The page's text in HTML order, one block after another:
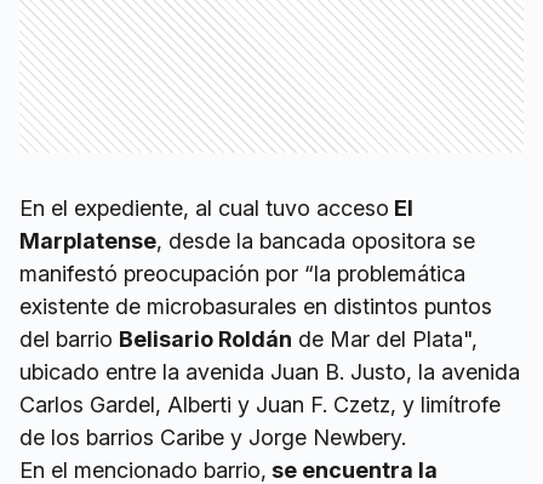
En el expediente, al cual tuvo acceso El
Marplatense, desde la bancada opositora se
manifestó preocupación por “la problemática
existente de microbasurales en distintos puntos
del barrio Belisario Roldán de Mar del Plata",
ubicado entre la avenida Juan B. Justo, la avenida
Carlos Gardel, Alberti y Juan F. Czetz, y limítrofe
de los barrios Caribe y Jorge Newbery.
En el mencionado barrio, se encuentra la